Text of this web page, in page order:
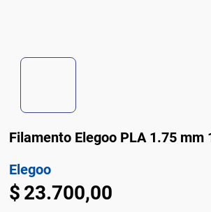
Filamento Elegoo PLA 1.75 mm
Elegoo
$ 23.700,00